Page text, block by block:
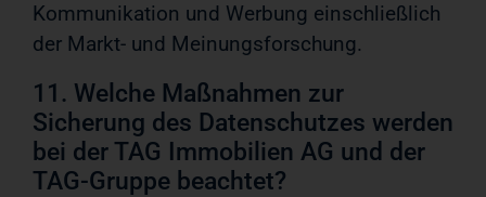
Kommunikation und Werbung einschließlich
der Markt- und Meinungsforschung.
11. Welche Maßnahmen zur
Sicherung des Datenschutzes werden
bei der TAG Immobilien AG und der
TAG-Gruppe beachtet?